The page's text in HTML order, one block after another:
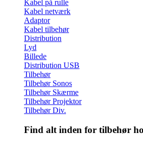
Kabel på rulle
Kabel netværk
Adaptor
Kabel tilbehør
Distribution
Lyd
Billede
Distribution USB
Tilbehør
Tilbehør Sonos
Tilbehør Skærme
Tilbehør Projektor
Tilbehør Div.
Find alt inden for tilbehør